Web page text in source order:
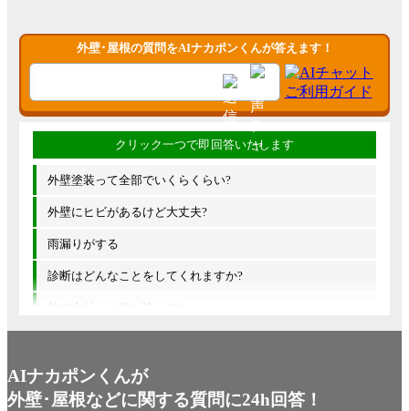
外壁･屋根の質問をAIナカポンくんが答えます！
外壁塗装って全部でいくらくらい?
外壁にヒビがあるけど大丈夫?
雨漏りがする
診断はどんなことをしてくれますか?
他の会社とは何が違うの?
AIナカポンくんが
外壁･屋根などに関する質問に24h回答！